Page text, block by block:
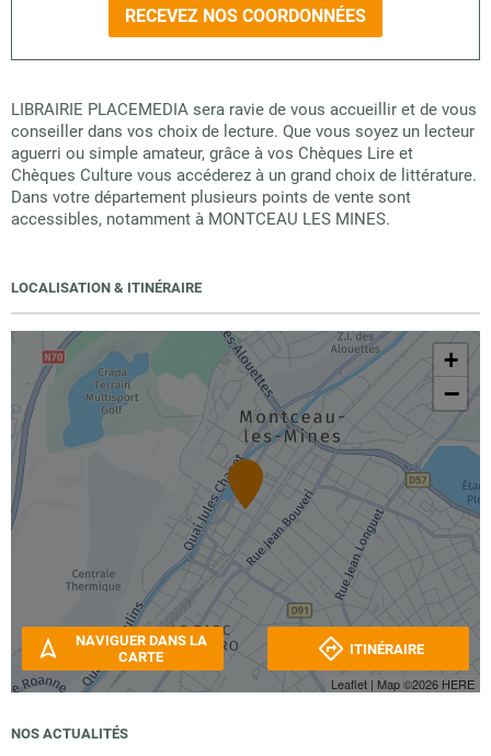
RECEVEZ NOS COORDONNÉES
LIBRAIRIE PLACEMEDIA sera ravie de vous accueillir et de vous
conseiller dans vos choix de lecture. Que vous soyez un lecteur
aguerri ou simple amateur, grâce à vos Chèques Lire et
Chèques Culture vous accéderez à un grand choix de littérature.
Dans votre département plusieurs points de vente sont
accessibles, notamment à MONTCEAU LES MINES.
LOCALISATION & ITINÉRAIRE
+
−
Leaflet | Map ©2026 HERE
NAVIGUER DANS LA
CARTE
ITINÉRAIRE
NOS ACTUALITÉS